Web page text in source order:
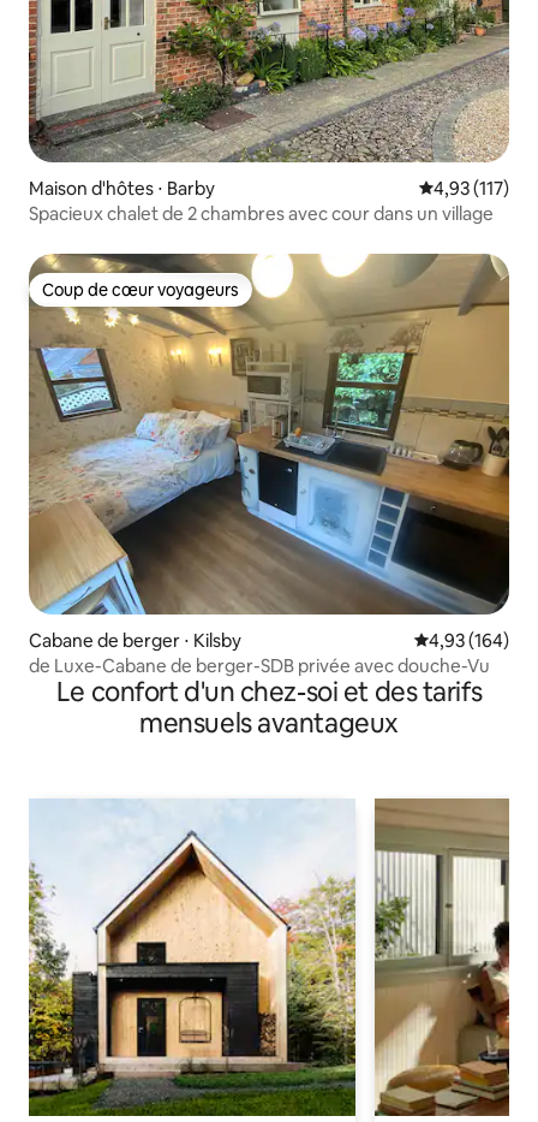
Maison d'hôtes ⋅ Barby Évaluation
4,93 (117)
Spacieux chalet de 2 chambres avec cour dans un village
Coup de cœur voyageurs
Coup de cœur voyageurs
Cabane de berger ⋅ Kilsby Évaluation
4,93 (164)
de Luxe-Cabane de berger-SDB privée avec douche-Vu
Le confort d'un chez-soi et des tarifs
mensuels avantageux